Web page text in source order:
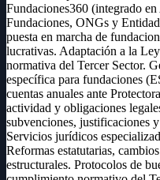
Fundaciones360 (integrado
Fundaciones, ONGs y
puesta en marcha de
lucrativas. Adaptación a la
normativa del Tercer Sector.
específica para fundaciones
cuentas anuales ante
actividad y obligaciones
subvenciones, justificaciones
Servicios jurídicos
Reformas estatutarias,
estructurales. Protocolos de